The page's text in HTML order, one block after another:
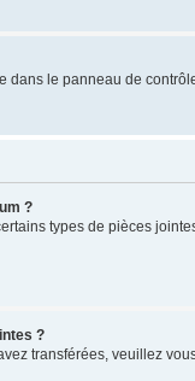
le panneau de
?
types de pièces
?
transférées, veuillez